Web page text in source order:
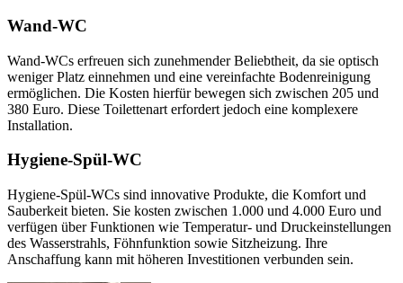
Wand-WC
Wand-WCs erfreuen sich zunehmender Beliebtheit, da sie optisch
weniger Platz einnehmen und eine vereinfachte Bodenreinigung
ermöglichen. Die Kosten hierfür bewegen sich zwischen 205 und
380 Euro. Diese Toilettenart erfordert jedoch eine komplexere
Installation.
Hygiene-Spül-WC
Hygiene-Spül-WCs sind innovative Produkte, die Komfort und
Sauberkeit bieten. Sie kosten zwischen 1.000 und 4.000 Euro und
verfügen über Funktionen wie Temperatur- und Druckeinstellungen
des Wasserstrahls, Föhnfunktion sowie Sitzheizung. Ihre
Anschaffung kann mit höheren Investitionen verbunden sein.